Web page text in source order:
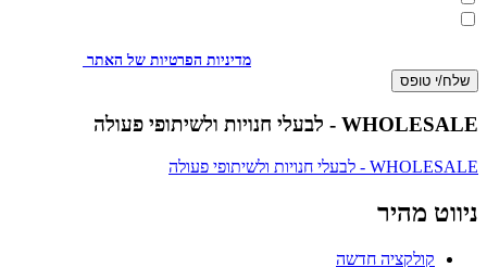
מדיניות הפרטיות של האתר
שלח/י טופס
WHOLESALE - לבעלי חנויות ולשיתופי פעולה
WHOLESALE - לבעלי חנויות ולשיתופי פעולה
ניווט מהיר
קולקציה חדשה